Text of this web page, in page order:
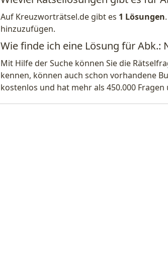
Auf Kreuzworträtsel.de gibt es 1 Lösungen
hinzuzufügen.
Wie finde ich eine Lösung für Abk.:
Mit Hilfe der Suche können Sie die
kennen, können auch schon vorhandene
kostenlos und hat mehr als 450.000 Fragen